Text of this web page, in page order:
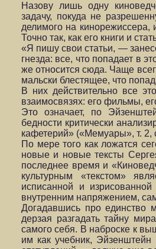
Назову лишь одну
задачу, покуда не
делимого на кинорежиссера,
Точно так, как его книги и
«Я пишу свои статьи, —
гнезда: все, что попадает в
же относится сюда. Чаще
мальски блестящее, что
В них действительно все
взаимосвязях: его фильмы,
Это означает, по
бедности критически
кафетерий» («Мемуары», т. 2,
По мере того как ложатся
новые и новые тексты
последнее время и
культурным «текстом»
исписанной и
внутренним напряжением,
Догадавшись про единство
дерзая разгадать тайну
самого себя. В наброске к
им как учебник,